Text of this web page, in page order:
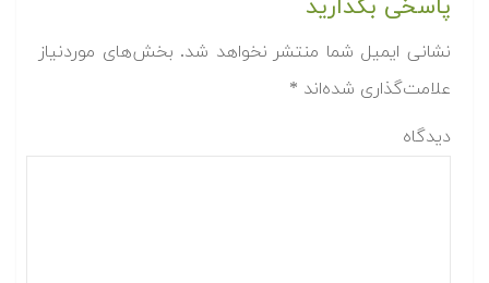
پاسخی بگذارید
نشانی ایمیل شما منتشر نخواهد شد. بخش‌های موردنیاز
علامت‌گذاری شده‌اند *
دیدگاه